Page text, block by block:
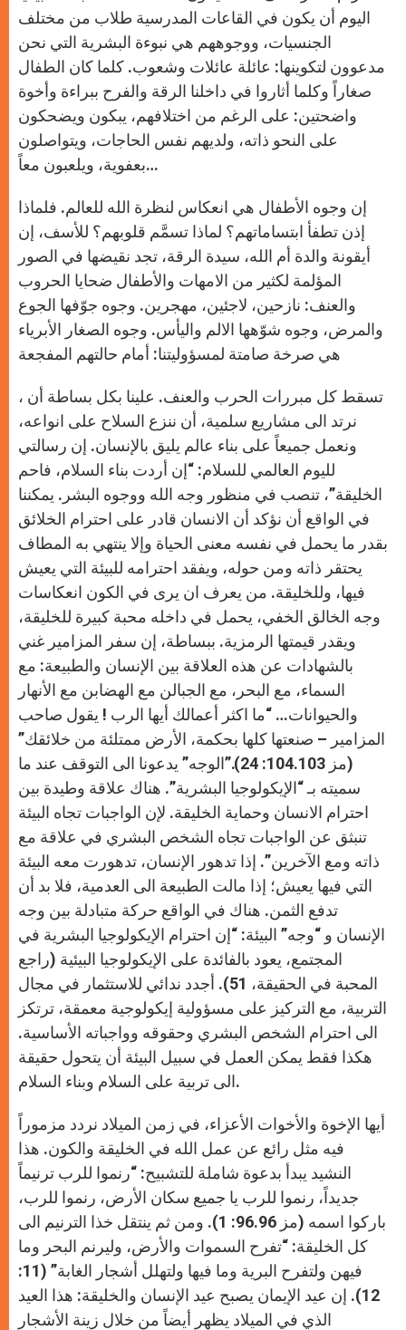
اليوم أن يكون في القاعات المدرسية طلاب من مختلف
الجنسيات، ووجوههم هي نبوءة البشرية التي نحن
مدعوون لتكوينها: عائلة عائلات وشعوب. كلما كان الطفال
صغاراً وكلما أثاروا في داخلنا الرقة والفرح ببراءة وأخوة
واضحتين: على الرغم من اختلافهم، يبكون ويضحكون
على النحو ذاته، ولديهم نفس الحاجات، ويتواصلون
بعفوية، ويلعبون معاً…
إن وجوه الأطفال هي انعكاس لنظرة الله للعالم. فلماذا
إذن تطفأ ابتساماتهم؟ لماذا تسمَّم قلوبهم؟ للأسف، إن
أيقونة والدة أم الله، سيدة الرقة، تجد نقيضها في الصور
المؤلمة لكثير من الامهات والأطفال ضحايا الحروب
والعنف: نازحين، لاجئين، مهجرين. وجوه جوّفها الجوع
والمرض، وجوه شوّهها الالم واليأس. وجوه الصغار الأبرياء
هي صرخة صامتة لمسؤوليتنا: أمام حالتهم المفجعة
، تسقط كل مبررات الحرب والعنف. علينا بكل بساطة أن
نرتد الى مشاريع سلمية، أن ننزع السلاح على انواعه،
ونعمل جميعاً على بناء عالم يليق بالإنسان. إن رسالتي
لليوم العالمي للسلام: “إن أردت بناء السلام، فاحم
الخليقة”، تنصب في منظور وجه الله ووجوه البشر. يمكننا
في الواقع أن نؤكد أن الانسان قادر على احترام الخلائق
بقدر ما يحمل في نفسه معنى الحياة وإلا ينتهي به المطاف
يحتقر ذاته ومن حوله، ويفقد احترامه للبيئة التي يعيش
فيها، وللخليقة. من يعرف ان يرى في الكون انعكاسات
وجه الخالق الخفي، يحمل في داخله محبة كبيرة للخليقة،
ويقدر قيمتها الرمزية. ببساطة، إن سفر المزامير غني
بالشهادات عن هذه العلاقة بين الإنسان والطبيعة: مع
السماء، مع البحر، مع الجبالن مع الهضابن مع الأنهار
والحيوانات… “ما اكثر أعمالك أيها الرب ! يقول صاحب
المزامير – صنعتها كلها بحكمة، الأرض ممتلئة من خلائقك”
(مز 104.103: 24).”الوجه” يدعونا الى التوقف عند ما
سميته بـ “الإيكولوجيا البشرية”. هناك علاقة وطيدة بين
احترام الانسان وحماية الخليقة. لإن الواجبات تجاه البيئة
تنبثق عن الواجبات تجاه الشخص البشري في علاقة مع
ذاته ومع الآخرين”. إذا تدهور الإنسان، تدهورت معه البيئة
التي فيها يعيش؛ إذا مالت الطبيعة الى العدمية، فلا بد أن
تدفع الثمن. هناك في الواقع حركة متبادلة بين وجه
الإنسان و “وجه” البيئة: “إن احترام الإيكولوجيا البشرية في
المجتمع، يعود بالفائدة على الإيكولوجيا البيئية (راجع
المحبة في الحقيقة، 51). أجدد ندائي للاستثمار في مجال
التربية، مع التركيز على مسؤولية إيكولوجية معمقة، ترتكز
الى احترام الشخص البشري وحقوقه وواجباته الأساسية.
هكذا فقط يمكن العمل في سبيل البيئة أن يتحول حقيقة
الى تربية على السلام وبناء السلام.
أيها الإخوة والأخوات الأعزاء، في زمن الميلاد نردد مزموراً
فيه مثل رائع عن عمل الله في الخليقة والكون. هذا
النشيد يبدأ بدعوة شاملة للتشبيح: “رنموا للرب ترنيماً
جديداً، رنموا للرب يا جميع سكان الأرض، رنموا للرب،
باركوا اسمه (مز 96.96: 1). ومن ثم ينتقل خذا الترنيم الى
كل الخليقة: “تفرح السموات والأرض، وليرنم البحر وما
فيهن ولتفرح البرية وما فيها ولتهلل أشجار الغابة” (11:
12). إن عيد الإيمان يصبح عيد الإنسان والخليقة: هذا العيد
الذي في الميلاد يظهر أيضاً من خلال زينة الأشجار